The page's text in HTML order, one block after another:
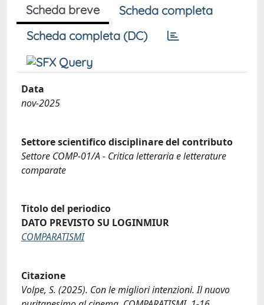
Scheda breve
Scheda completa
Scheda completa (DC)
Data
nov-2025
Settore scientifico disciplinare del contributo
Settore COMP-01/A - Critica letteraria e letterature
comparate
Titolo del periodico
DATO PREVISTO SU LOGINMIUR
COMPARATISMI
Citazione
Volpe, S. (2025). Con le migliori intenzioni. Il nuovo